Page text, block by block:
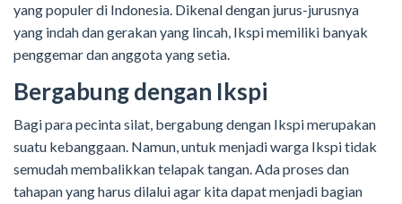
yang populer di Indonesia. Dikenal dengan jurus-jurusnya
yang indah dan gerakan yang lincah, Ikspi memiliki banyak
penggemar dan anggota yang setia.
Bergabung dengan Ikspi
Bagi para pecinta silat, bergabung dengan Ikspi merupakan
suatu kebanggaan. Namun, untuk menjadi warga Ikspi tidak
semudah membalikkan telapak tangan. Ada proses dan
tahapan yang harus dilalui agar kita dapat menjadi bagian